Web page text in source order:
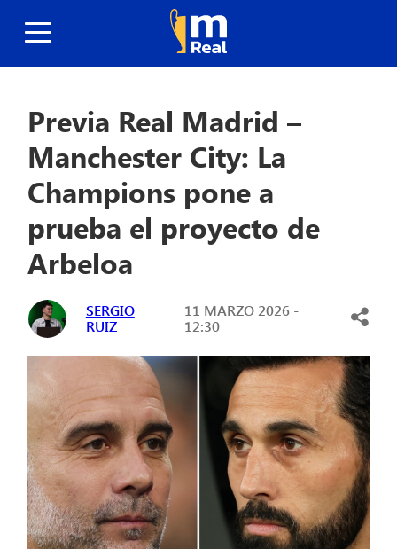
Previa Real Madrid –
Manchester City: La
Champions pone a
prueba el proyecto de
Arbeloa
SERGIO
RUIZ
11 MARZO 2026 -
12:30